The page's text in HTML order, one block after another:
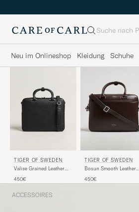
Suche
Neu im Onlineshop Kleidung Schuhe
TIGER OF SWEDEN
Valise Grained Leather
450€
TIGER OF SWEDEN
Bosun Smooth Leather
450€
ACCESSOIRES